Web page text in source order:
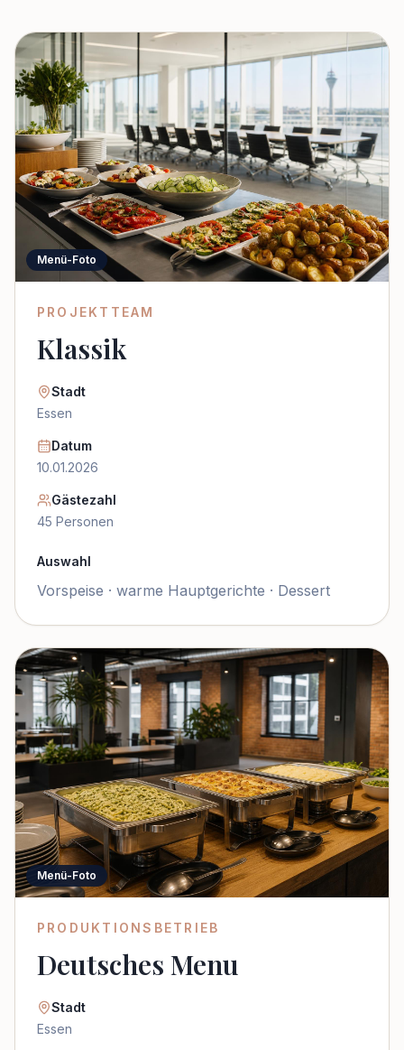
Menü-Foto
PROJEKTTEAM
Klassik
Stadt
Essen
Datum
10.01.2026
Gästezahl
45 Personen
Auswahl
Vorspeise · warme Hauptgerichte · Dessert
Menü-Foto
PRODUKTIONSBETRIEB
Deutsches Menu
Stadt
Essen